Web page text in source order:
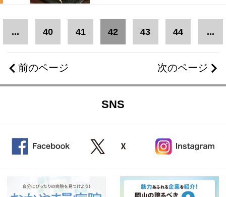
前のページ
... 40 41 42 43 44 ...
次のページ
SNS